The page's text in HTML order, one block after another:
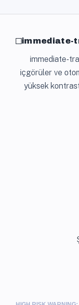
immediate-
immediate-
içgörüler ve
yüksek